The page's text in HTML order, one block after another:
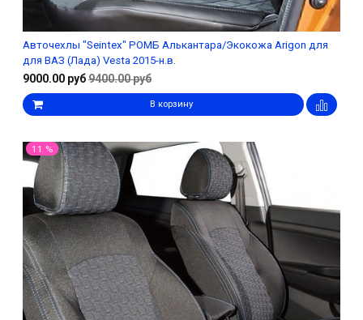
Авточехлы "Seintex" РОМБ Алькантара/Экокожа Arigon для
для ВАЗ (Лада) Vesta 2015-н.в.
9000.00 руб9400.00 руб
В корзину
11 %